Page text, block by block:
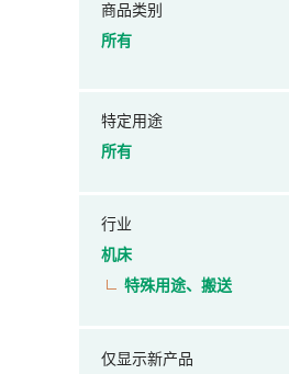
商品类别
所有
特定用途
所有
行业
机床
特殊用途、搬送
仅显示新产品